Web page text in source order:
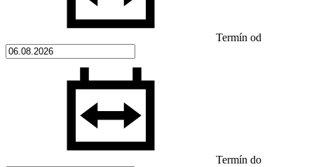
Termín od
Termín do